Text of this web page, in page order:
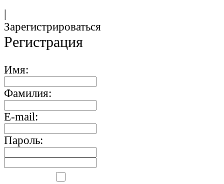
|
Зарегистрироваться
Регистрация
Имя:
Фамилия:
E-mail:
Пароль: